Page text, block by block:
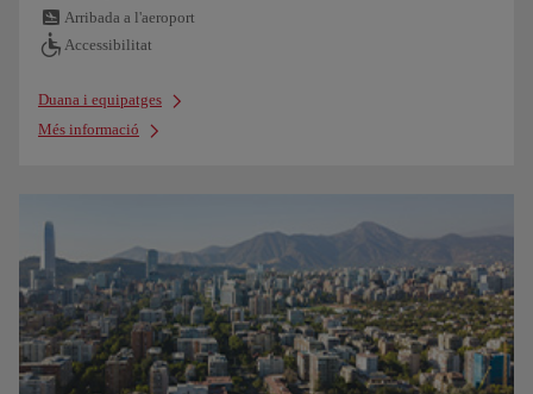
Arribada a l'aeroport
Accessibilitat
Duana i equipatges
Més informació